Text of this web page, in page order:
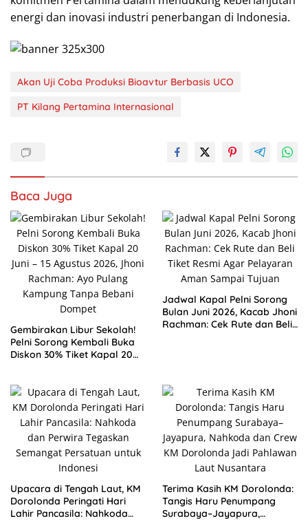
energi dan inovasi industri penerbangan di Indonesia.
Akan Uji Coba Produksi Bioavtur Berbasis UCO
PT Kilang Pertamina Internasional
Baca Juga
Gembirakan Libur Sekolah!
Pelni Sorong Kembali Buka
Diskon 30% Tiket Kapal 20
Kampung Tanpa Bebani
Dompet
Jadwal Kapal Pelni Sorong
Bulan Juni 2026, Kacab Jhoni
Rachman: Cek Rute dan Beli
Upacara di Tengah Laut, KM
Dorolonda Peringati Hari
Lahir Pancasila: Nahkoda
Terima Kasih KM Dorolonda:
Tangis Haru Penumpang
Surabaya–Jayapura,